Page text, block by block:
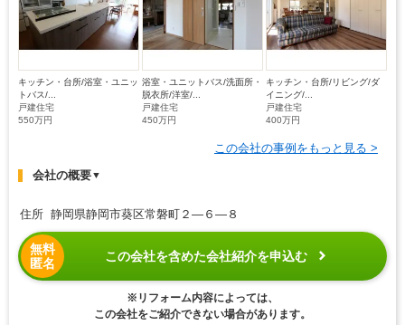
キッチン・台所/浴室・ユニッ
トバス/...
戸建住宅
550万円
浴室・ユニットバス/洗面所・
脱衣所/洋室/...
戸建住宅
450万円
キッチン・台所/リビング/ダ
イニング/...
戸建住宅
400万円
この会社の事例をもっと見る >
会社の概要▼
住所 静岡県静岡市葵区常磐町２―６―８
無料
匿名
この会社を含めた会社紹介を申込む
※リフォーム内容によっては、
この会社をご紹介できない場合があります。